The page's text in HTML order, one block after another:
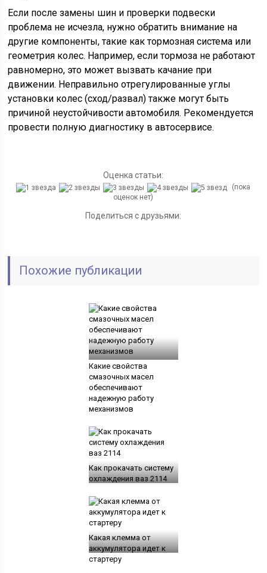
Если после замены шин и проверки подвески
проблема не исчезла, нужно обратить внимание на
другие компоненты, такие как тормозная система или
геометрия колес. Например, если тормоза не работают
равномерно, это может вызвать качание при
движении. Неправильно отрегулированные углы
установки колес (сход/развал) также могут быть
причиной неустойчивости автомобиля. Рекомендуется
провести полную диагностику в автосервисе.
Оценка статьи:
(пока
оценок нет)
Поделиться с друзьями:
Похожие публикации
Какие свойства
смазочных масел
обеспечивают
надежную работу
механизмов
Как прокачать систему
охлаждения ваз 2114
Какая клемма от
аккумулятора идет к
стартеру